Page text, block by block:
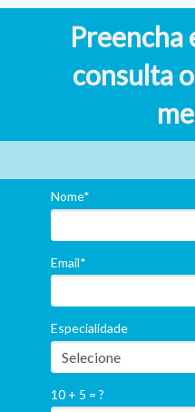
Preencha
consulta
Nome*
Email*
Especialidade
10 + 5 = ?